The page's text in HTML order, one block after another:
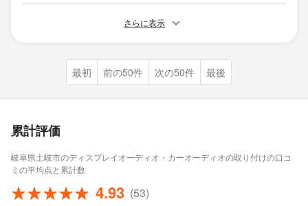
さらに表示
最初 前の50件 次の50件 最後
累計評価
岐阜県土岐市のディスプレイオーディオ・カーオーディオの取り付けの口コ
ミの平均点と累計数
4.93 (53)